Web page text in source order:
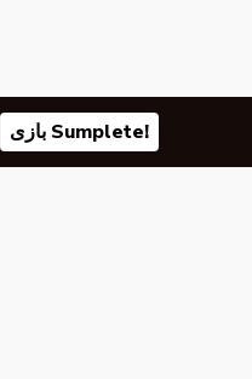
بازی Sumplete!